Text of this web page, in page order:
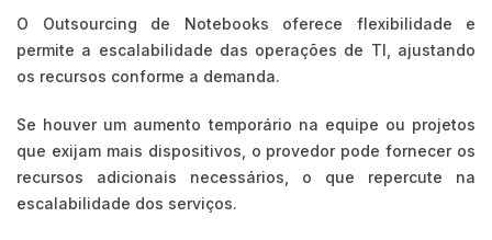
O Outsourcing de Notebooks oferece flexibilidade e
permite a escalabilidade das operações de TI, ajustando
os recursos conforme a demanda.
Se houver um aumento temporário na equipe ou projetos
que exijam mais dispositivos, o provedor pode fornecer os
recursos adicionais necessários, o que repercute na
escalabilidade dos serviços.